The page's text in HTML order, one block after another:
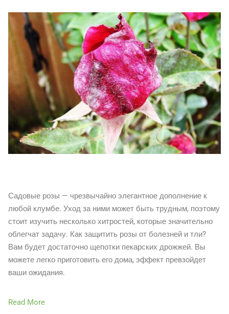
Садовые розы — чрезвычайно элегантное дополнение к
любой клумбе. Уход за ними может быть трудным, поэтому
стоит изучить несколько хитростей, которые значительно
облегчат задачу. Как защитить розы от болезней и тли?
Вам будет достаточно щепотки пекарских дрожжей. Вы
можете легко приготовить его дома, эффект превзойдет
ваши ожидания.
Read More